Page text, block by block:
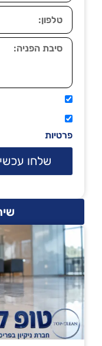
פרטיות
שלחו